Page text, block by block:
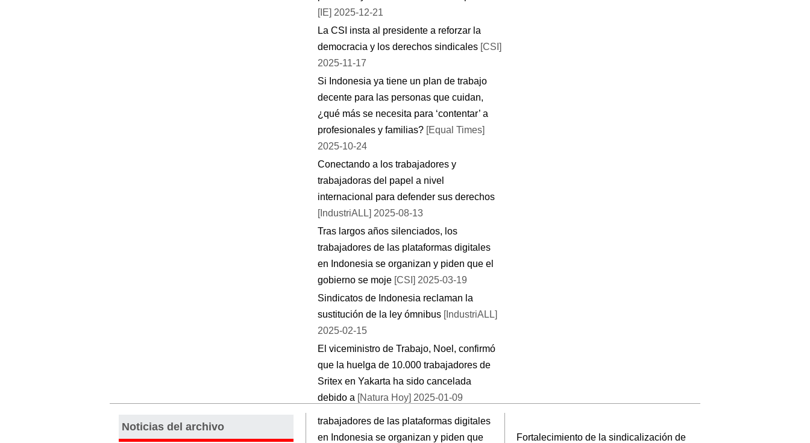
[IE] 2025-12-21
La CSI insta al presidente a reforzar la
democracia y los derechos sindicales [CSI]
2025-11-17
Si Indonesia ya tiene un plan de trabajo
decente para las personas que cuidan,
¿qué más se necesita para ‘contentar’ a
profesionales y familias? [Equal Times]
2025-10-24
Conectando a los trabajadores y
trabajadoras del papel a nivel
internacional para defender sus derechos
[IndustriALL] 2025-08-13
Tras largos años silenciados, los
trabajadores de las plataformas digitales
en Indonesia se organizan y piden que el
gobierno se moje [CSI] 2025-03-19
Sindicatos de Indonesia reclaman la
sustitución de la ley ómnibus [IndustriALL]
2025-02-15
El viceministro de Trabajo, Noel, confirmó
que la huelga de 10.000 trabajadores de
Sritex en Yakarta ha sido cancelada
debido a [Natura Hoy] 2025-01-09
Noticias del archivo
trabajadores de las plataformas digitales
en Indonesia se organizan y piden que
Fortalecimiento de la sindicalización de